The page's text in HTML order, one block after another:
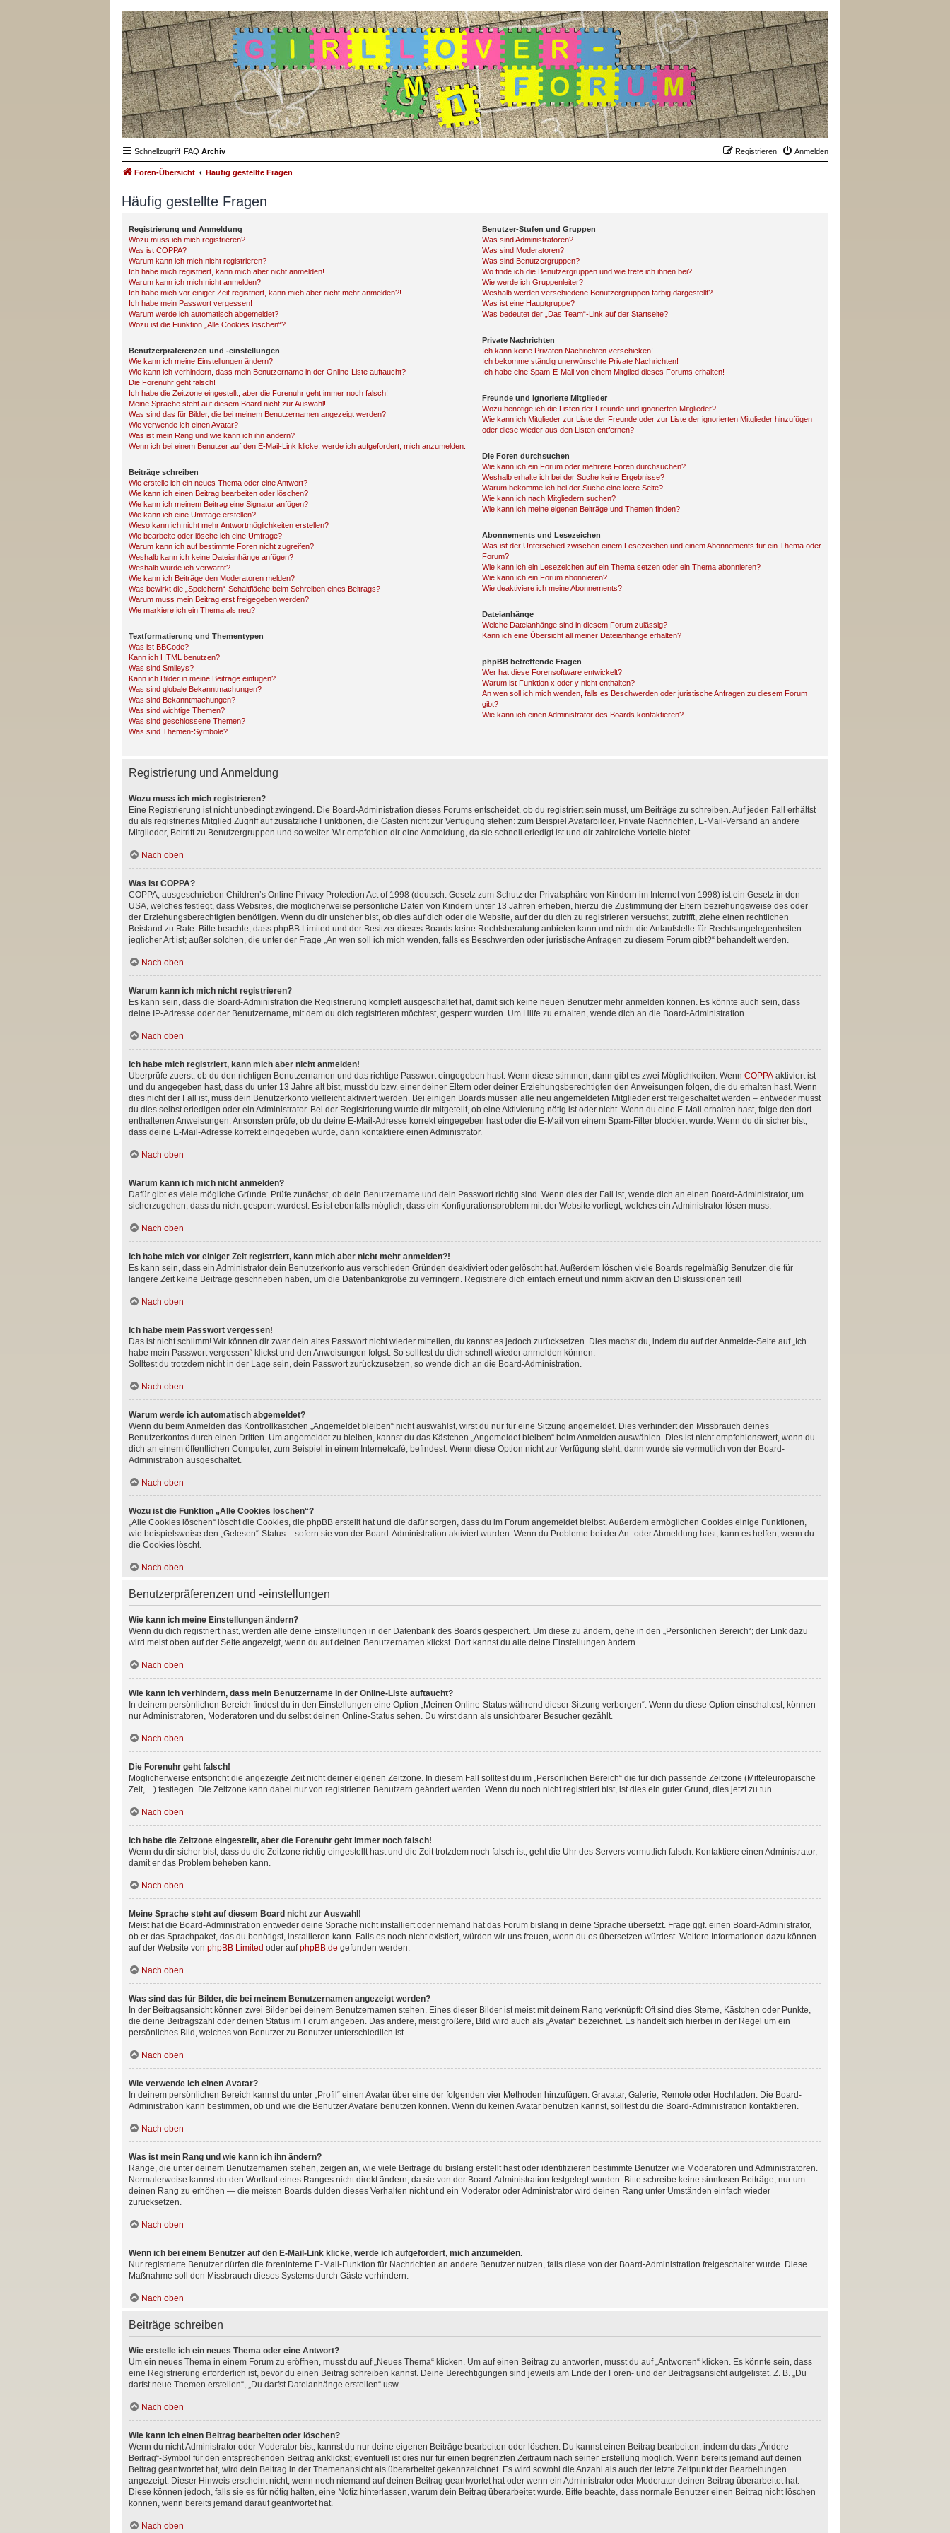
Schnellzugriff FAQ Archiv Anmelden
Registrieren
Foren-Übersicht Häufig gestellte Fragen
Häufig gestellte Fragen
Registrierung und Anmeldung
Wozu muss ich mich registrieren?
Was ist COPPA?
Warum kann ich mich nicht registrieren?
Ich habe mich registriert, kann mich aber nicht anmelden!
Warum kann ich mich nicht anmelden?
Ich habe mich vor einiger Zeit registriert, kann mich aber nicht mehr anmelden?!
Ich habe mein Passwort vergessen!
Warum werde ich automatisch abgemeldet?
Wozu ist die Funktion „Alle Cookies löschen“?
Benutzerpräferenzen und -einstellungen
Wie kann ich meine Einstellungen ändern?
Wie kann ich verhindern, dass mein Benutzername in der Online-Liste auftaucht?
Die Forenuhr geht falsch!
Ich habe die Zeitzone eingestellt, aber die Forenuhr geht immer noch falsch!
Meine Sprache steht auf diesem Board nicht zur Auswahl!
Was sind das für Bilder, die bei meinem Benutzernamen angezeigt werden?
Wie verwende ich einen Avatar?
Was ist mein Rang und wie kann ich ihn ändern?
Wenn ich bei einem Benutzer auf den E-Mail-Link klicke, werde ich aufgefordert, mich anzumelden.
Beiträge schreiben
Wie erstelle ich ein neues Thema oder eine Antwort?
Wie kann ich einen Beitrag bearbeiten oder löschen?
Wie kann ich meinem Beitrag eine Signatur anfügen?
Wie kann ich eine Umfrage erstellen?
Wieso kann ich nicht mehr Antwortmöglichkeiten erstellen?
Wie bearbeite oder lösche ich eine Umfrage?
Warum kann ich auf bestimmte Foren nicht zugreifen?
Weshalb kann ich keine Dateianhänge anfügen?
Weshalb wurde ich verwarnt?
Wie kann ich Beiträge den Moderatoren melden?
Was bewirkt die „Speichern“-Schaltfläche beim Schreiben eines Beitrags?
Warum muss mein Beitrag erst freigegeben werden?
Wie markiere ich ein Thema als neu?
Textformatierung und Thementypen
Was ist BBCode?
Kann ich HTML benutzen?
Was sind Smileys?
Kann ich Bilder in meine Beiträge einfügen?
Was sind globale Bekanntmachungen?
Was sind Bekanntmachungen?
Was sind wichtige Themen?
Was sind geschlossene Themen?
Was sind Themen-Symbole?
Benutzer-Stufen und Gruppen
Was sind Administratoren?
Was sind Moderatoren?
Was sind Benutzergruppen?
Wo finde ich die Benutzergruppen und wie trete ich ihnen bei?
Wie werde ich Gruppenleiter?
Weshalb werden verschiedene Benutzergruppen farbig dargestellt?
Was ist eine Hauptgruppe?
Was bedeutet der „Das Team“-Link auf der Startseite?
Private Nachrichten
Ich kann keine Privaten Nachrichten verschicken!
Ich bekomme ständig unerwünschte Private Nachrichten!
Ich habe eine Spam-E-Mail von einem Mitglied dieses Forums erhalten!
Freunde und ignorierte Mitglieder
Wozu benötige ich die Listen der Freunde und ignorierten Mitglieder?
Wie kann ich Mitglieder zur Liste der Freunde oder zur Liste der ignorierten Mitglieder hinzufügen
oder diese wieder aus den Listen entfernen?
Die Foren durchsuchen
Wie kann ich ein Forum oder mehrere Foren durchsuchen?
Weshalb erhalte ich bei der Suche keine Ergebnisse?
Warum bekomme ich bei der Suche eine leere Seite?
Wie kann ich nach Mitgliedern suchen?
Wie kann ich meine eigenen Beiträge und Themen finden?
Abonnements und Lesezeichen
Was ist der Unterschied zwischen einem Lesezeichen und einem Abonnements für ein Thema oder
Forum?
Wie kann ich ein Lesezeichen auf ein Thema setzen oder ein Thema abonnieren?
Wie kann ich ein Forum abonnieren?
Wie deaktiviere ich meine Abonnements?
Dateianhänge
Welche Dateianhänge sind in diesem Forum zulässig?
Kann ich eine Übersicht all meiner Dateianhänge erhalten?
phpBB betreffende Fragen
Wer hat diese Forensoftware entwickelt?
Warum ist Funktion x oder y nicht enthalten?
An wen soll ich mich wenden, falls es Beschwerden oder juristische Anfragen zu diesem Forum
gibt?
Wie kann ich einen Administrator des Boards kontaktieren?
Registrierung und Anmeldung
Wozu muss ich mich registrieren?
Eine Registrierung ist nicht unbedingt zwingend. Die Board-Administration dieses Forums entscheidet, ob du registriert sein musst, um Beiträge zu schreiben. Auf jeden Fall erhältst
du als registriertes Mitglied Zugriff auf zusätzliche Funktionen, die Gästen nicht zur Verfügung stehen: zum Beispiel Avatarbilder, Private Nachrichten, E-Mail-Versand an andere
Mitglieder, Beitritt zu Benutzergruppen und so weiter. Wir empfehlen dir eine Anmeldung, da sie schnell erledigt ist und dir zahlreiche Vorteile bietet.
Nach oben
Was ist COPPA?
COPPA, ausgeschrieben Children’s Online Privacy Protection Act of 1998 (deutsch: Gesetz zum Schutz der Privatsphäre von Kindern im Internet von 1998) ist ein Gesetz in den
USA, welches festlegt, dass Websites, die möglicherweise persönliche Daten von Kindern unter 13 Jahren erheben, hierzu die Zustimmung der Eltern beziehungsweise des oder
der Erziehungsberechtigten benötigen. Wenn du dir unsicher bist, ob dies auf dich oder die Website, auf der du dich zu registrieren versuchst, zutrifft, ziehe einen rechtlichen
Beistand zu Rate. Bitte beachte, dass phpBB Limited und der Besitzer dieses Boards keine Rechtsberatung anbieten kann und nicht die Anlaufstelle für Rechtsangelegenheiten
jeglicher Art ist; außer solchen, die unter der Frage „An wen soll ich mich wenden, falls es Beschwerden oder juristische Anfragen zu diesem Forum gibt?“ behandelt werden.
Nach oben
Warum kann ich mich nicht registrieren?
Es kann sein, dass die Board-Administration die Registrierung komplett ausgeschaltet hat, damit sich keine neuen Benutzer mehr anmelden können. Es könnte auch sein, dass
deine IP-Adresse oder der Benutzername, mit dem du dich registrieren möchtest, gesperrt wurden. Um Hilfe zu erhalten, wende dich an die Board-Administration.
Nach oben
Ich habe mich registriert, kann mich aber nicht anmelden!
Überprüfe zuerst, ob du den richtigen Benutzernamen und das richtige Passwort eingegeben hast. Wenn diese stimmen, dann gibt es zwei Möglichkeiten. Wenn COPPA aktiviert ist
und du angegeben hast, dass du unter 13 Jahre alt bist, musst du bzw. einer deiner Eltern oder deiner Erziehungsberechtigten den Anweisungen folgen, die du erhalten hast. Wenn
dies nicht der Fall ist, muss dein Benutzerkonto vielleicht aktiviert werden. Bei einigen Boards müssen alle neu angemeldeten Mitglieder erst freigeschaltet werden – entweder musst
du dies selbst erledigen oder ein Administrator. Bei der Registrierung wurde dir mitgeteilt, ob eine Aktivierung nötig ist oder nicht. Wenn du eine E-Mail erhalten hast, folge den dort
enthaltenen Anweisungen. Ansonsten prüfe, ob du deine E-Mail-Adresse korrekt eingegeben hast oder die E-Mail von einem Spam-Filter blockiert wurde. Wenn du dir sicher bist,
dass deine E-Mail-Adresse korrekt eingegeben wurde, dann kontaktiere einen Administrator.
Nach oben
Warum kann ich mich nicht anmelden?
Dafür gibt es viele mögliche Gründe. Prüfe zunächst, ob dein Benutzername und dein Passwort richtig sind. Wenn dies der Fall ist, wende dich an einen Board-Administrator, um
sicherzugehen, dass du nicht gesperrt wurdest. Es ist ebenfalls möglich, dass ein Konfigurationsproblem mit der Website vorliegt, welches ein Administrator lösen muss.
Nach oben
Ich habe mich vor einiger Zeit registriert, kann mich aber nicht mehr anmelden?!
Es kann sein, dass ein Administrator dein Benutzerkonto aus verschieden Gründen deaktiviert oder gelöscht hat. Außerdem löschen viele Boards regelmäßig Benutzer, die für
längere Zeit keine Beiträge geschrieben haben, um die Datenbankgröße zu verringern. Registriere dich einfach erneut und nimm aktiv an den Diskussionen teil!
Nach oben
Ich habe mein Passwort vergessen!
Das ist nicht schlimm! Wir können dir zwar dein altes Passwort nicht wieder mitteilen, du kannst es jedoch zurücksetzen. Dies machst du, indem du auf der Anmelde-Seite auf „Ich
habe mein Passwort vergessen“ klickst und den Anweisungen folgst. So solltest du dich schnell wieder anmelden können.
Solltest du trotzdem nicht in der Lage sein, dein Passwort zurückzusetzen, so wende dich an die Board-Administration.
Nach oben
Warum werde ich automatisch abgemeldet?
Wenn du beim Anmelden das Kontrollkästchen „Angemeldet bleiben“ nicht auswählst, wirst du nur für eine Sitzung angemeldet. Dies verhindert den Missbrauch deines
Benutzerkontos durch einen Dritten. Um angemeldet zu bleiben, kannst du das Kästchen „Angemeldet bleiben“ beim Anmelden auswählen. Dies ist nicht empfehlenswert, wenn du
dich an einem öffentlichen Computer, zum Beispiel in einem Internetcafé, befindest. Wenn diese Option nicht zur Verfügung steht, dann wurde sie vermutlich von der Board-
Administration ausgeschaltet.
Nach oben
Wozu ist die Funktion „Alle Cookies löschen“?
„Alle Cookies löschen“ löscht die Cookies, die phpBB erstellt hat und die dafür sorgen, dass du im Forum angemeldet bleibst. Außerdem ermöglichen Cookies einige Funktionen,
wie beispielsweise den „Gelesen“-Status – sofern sie von der Board-Administration aktiviert wurden. Wenn du Probleme bei der An- oder Abmeldung hast, kann es helfen, wenn du
die Cookies löscht.
Nach oben
Benutzerpräferenzen und -einstellungen
Wie kann ich meine Einstellungen ändern?
Wenn du dich registriert hast, werden alle deine Einstellungen in der Datenbank des Boards gespeichert. Um diese zu ändern, gehe in den „Persönlichen Bereich“; der Link dazu
wird meist oben auf der Seite angezeigt, wenn du auf deinen Benutzernamen klickst. Dort kannst du alle deine Einstellungen ändern.
Nach oben
Wie kann ich verhindern, dass mein Benutzername in der Online-Liste auftaucht?
In deinem persönlichen Bereich findest du in den Einstellungen eine Option „Meinen Online-Status während dieser Sitzung verbergen“. Wenn du diese Option einschaltest, können
nur Administratoren, Moderatoren und du selbst deinen Online-Status sehen. Du wirst dann als unsichtbarer Besucher gezählt.
Nach oben
Die Forenuhr geht falsch!
Möglicherweise entspricht die angezeigte Zeit nicht deiner eigenen Zeitzone. In diesem Fall solltest du im „Persönlichen Bereich“ die für dich passende Zeitzone (Mitteleuropäische
Zeit, ...) festlegen. Die Zeitzone kann dabei nur von registrierten Benutzern geändert werden. Wenn du noch nicht registriert bist, ist dies ein guter Grund, dies jetzt zu tun.
Nach oben
Ich habe die Zeitzone eingestellt, aber die Forenuhr geht immer noch falsch!
Wenn du dir sicher bist, dass du die Zeitzone richtig eingestellt hast und die Zeit trotzdem noch falsch ist, geht die Uhr des Servers vermutlich falsch. Kontaktiere einen Administrator,
damit er das Problem beheben kann.
Nach oben
Meine Sprache steht auf diesem Board nicht zur Auswahl!
Meist hat die Board-Administration entweder deine Sprache nicht installiert oder niemand hat das Forum bislang in deine Sprache übersetzt. Frage ggf. einen Board-Administrator,
ob er das Sprachpaket, das du benötigst, installieren kann. Falls es noch nicht existiert, würden wir uns freuen, wenn du es übersetzen würdest. Weitere Informationen dazu können
auf der Website von phpBB Limited oder aufphpBB.de gefunden werden.
Nach oben
Was sind das für Bilder, die bei meinem Benutzernamen angezeigt werden?
In der Beitragsansicht können zwei Bilder bei deinem Benutzernamen stehen. Eines dieser Bilder ist meist mit deinem Rang verknüpft: Oft sind dies Sterne, Kästchen oder Punkte,
die deine Beitragszahl oder deinen Status im Forum angeben. Das andere, meist größere, Bild wird auch als „Avatar“ bezeichnet. Es handelt sich hierbei in der Regel um ein
persönliches Bild, welches von Benutzer zu Benutzer unterschiedlich ist.
Nach oben
Wie verwende ich einen Avatar?
In deinem persönlichen Bereich kannst du unter „Profil“ einen Avatar über eine der folgenden vier Methoden hinzufügen: Gravatar, Galerie, Remote oder Hochladen. Die Board-
Administration kann bestimmen, ob und wie die Benutzer Avatare benutzen können. Wenn du keinen Avatar benutzen kannst, solltest du die Board-Administration kontaktieren.
Nach oben
Was ist mein Rang und wie kann ich ihn ändern?
Ränge, die unter deinem Benutzernamen stehen, zeigen an, wie viele Beiträge du bislang erstellt hast oder identifizieren bestimmte Benutzer wie Moderatoren und Administratoren.
Normalerweise kannst du den Wortlaut eines Ranges nicht direkt ändern, da sie von der Board-Administration festgelegt wurden. Bitte schreibe keine sinnlosen Beiträge, nur um
deinen Rang zu erhöhen — die meisten Boards dulden dieses Verhalten nicht und ein Moderator oder Administrator wird deinen Rang unter Umständen einfach wieder
zurücksetzen.
Nach oben
Wenn ich bei einem Benutzer auf den E-Mail-Link klicke, werde ich aufgefordert, mich anzumelden.
Nur registrierte Benutzer dürfen die foreninterne E-Mail-Funktion für Nachrichten an andere Benutzer nutzen, falls diese von der Board-Administration freigeschaltet wurde. Diese
Maßnahme soll den Missbrauch dieses Systems durch Gäste verhindern.
Nach oben
Beiträge schreiben
Wie erstelle ich ein neues Thema oder eine Antwort?
Um ein neues Thema in einem Forum zu eröffnen, musst du auf „Neues Thema“ klicken. Um auf einen Beitrag zu antworten, musst du auf „Antworten“ klicken. Es könnte sein, dass
eine Registrierung erforderlich ist, bevor du einen Beitrag schreiben kannst. Deine Berechtigungen sind jeweils am Ende der Foren- und der Beitragsansicht aufgelistet. Z. B. „Du
darfst neue Themen erstellen“, „Du darfst Dateianhänge erstellen“ usw.
Nach oben
Wie kann ich einen Beitrag bearbeiten oder löschen?
Wenn du nicht Administrator oder Moderator bist, kannst du nur deine eigenen Beiträge bearbeiten oder löschen. Du kannst einen Beitrag bearbeiten, indem du das „Ändere
Beitrag“-Symbol für den entsprechenden Beitrag anklickst; eventuell ist dies nur für einen begrenzten Zeitraum nach seiner Erstellung möglich. Wenn bereits jemand auf deinen
Beitrag geantwortet hat, wird dein Beitrag in der Themenansicht als überarbeitet gekennzeichnet. Es wird sowohl die Anzahl als auch der letzte Zeitpunkt der Bearbeitungen
angezeigt. Dieser Hinweis erscheint nicht, wenn noch niemand auf deinen Beitrag geantwortet hat oder wenn ein Administrator oder Moderator deinen Beitrag überarbeitet hat.
Diese können jedoch, falls sie es für nötig halten, eine Notiz hinterlassen, warum dein Beitrag überarbeitet wurde. Bitte beachte, dass normale Benutzer einen Beitrag nicht löschen
können, wenn bereits jemand darauf geantwortet hat.
Nach oben